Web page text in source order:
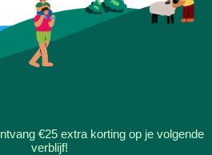
€25 extra korting op je volgende
verblijf!